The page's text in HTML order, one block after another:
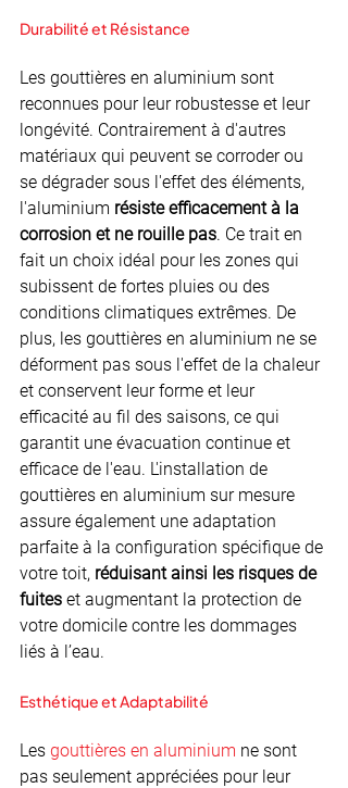
Durabilité et Résistance
Les gouttières en aluminium sont
reconnues pour leur robustesse et leur
longévité. Contrairement à d'autres
matériaux qui peuvent se corroder ou
se dégrader sous l'effet des éléments,
l'aluminium résiste efficacement à la
corrosion et ne rouille pas. Ce trait en
fait un choix idéal pour les zones qui
subissent de fortes pluies ou des
conditions climatiques extrêmes. De
plus, les gouttières en aluminium ne se
déforment pas sous l'effet de la chaleur
et conservent leur forme et leur
efficacité au fil des saisons, ce qui
garantit une évacuation continue et
efficace de l'eau. L'installation de
gouttières en aluminium sur mesure
assure également une adaptation
parfaite à la configuration spécifique de
votre toit, réduisant ainsi les risques de
fuites et augmentant la protection de
votre domicile contre les dommages
liés à l’eau.
Esthétique et Adaptabilité
Les gouttières en aluminium ne sont
pas seulement appréciées pour leur